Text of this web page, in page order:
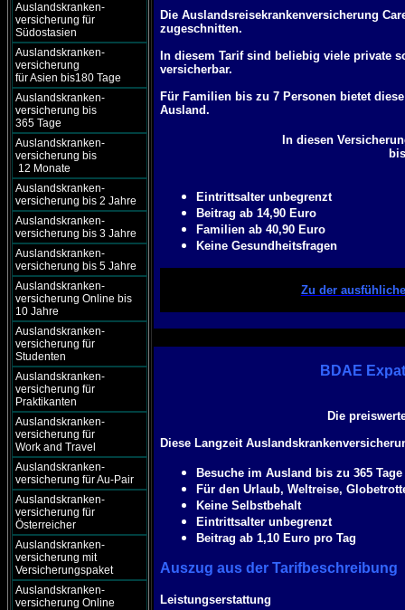
Auslandskranken-
versicherung für
Südostasien
Auslandskranken-
versicherung
für Asien bis180 Tage
Auslandskranken-
versicherung bis
365 Tage
Auslandskranken-
versicherung bis
12 Monate
Auslandskranken-
versicherung bis 2 Jahre
Auslandskranken-
versicherung bis 3 Jahre
Auslandskranken-
versicherung bis 5 Jahre
Auslandskranken-
versicherung Online bis
10 Jahre
Auslandskranken-
versicherung für
Studenten
Auslandskranken-
versicherung für
Praktikanten
Auslandskranken-
versicherung für
Work and Travel
Auslandskranken-
versicherung für Au-Pair
Auslandskranken-
versicherung für
Österreicher
Auslandskranken-
versicherung mit
Versicherungspaket
Auslandskranken-
versicherung Online
Die Auslandsreisekrankenversicherung
zugeschnitten.
In diesem Tarif sind beliebig viele private
versicherbar.
Für Familien bis zu 7 Personen bietet
Ausland.
In diesen
Eintrittsalter unbegrenzt
Beitrag ab 14,90 Euro
Familien ab 40,90 Euro
Keine Gesundheitsfragen
Zu der
BDAE
Die
Diese Langzeit
Besuche im Ausland bis zu 365
Für den Urlaub, Weltreise,
Keine Selbstbehalt
Eintrittsalter unbegrenzt
Beitrag ab 1,10 Euro pro Tag
Auszug aus der Tarifbeschreibung
Leistungserstattung